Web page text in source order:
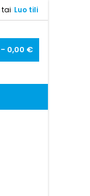
tai Luo tili
0,00 €